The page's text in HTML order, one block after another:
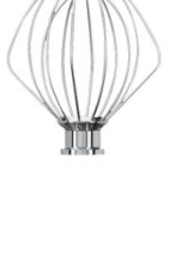
- ca. 12,8 %
på 872 kr. Vores
hvor prisen
2026) og 872 kr